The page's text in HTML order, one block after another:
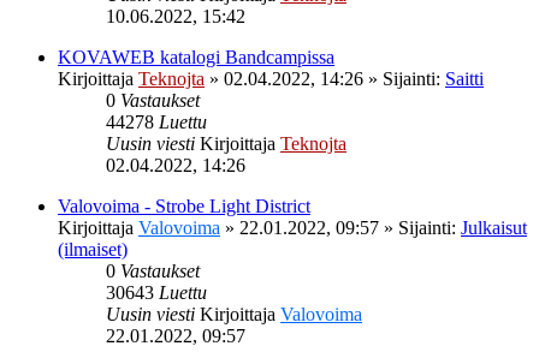
10.06.2022, 15:42
KOVAWEB katalogi Bandcampissa
Kirjoittaja Teknojta » 02.04.2022, 14:26 » Sijainti: Saitti
0 Vastaukset
44278 Luettu
Uusin viesti Kirjoittaja Teknojta
02.04.2022, 14:26
Valovoima - Strobe Light District
Kirjoittaja Valovoima » 22.01.2022, 09:57 » Sijainti: Julkaisut
(ilmaiset)
0 Vastaukset
30643 Luettu
Uusin viesti Kirjoittaja Valovoima
22.01.2022, 09:57